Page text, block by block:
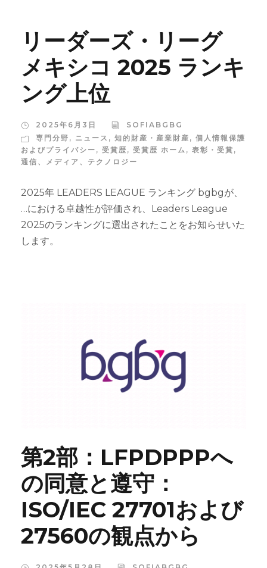
リーダーズ・リーグ
メキシコ 2025 ランキ
ング上位
2025年6月3日
SOFIABGBG
専門分野 , ニュース , 知的財産・産業財産 , 個人情報保護
およびプライバシー , 受賞歴 , 受賞歴 ホーム , 表彰・受賞 ,
通信、メディア、テクノロジー
2025年 LEADERS LEAGUE ランキング bgbgが、
…における卓越性が評価され、Leaders League
2025のランキングに選出されたことをお知らせいた
します。
第2部：LFPDPPPへ
の同意と遵守：
ISO/IEC 27701および
27560の観点から